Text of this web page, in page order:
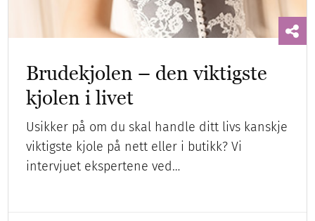
Brudekjolen – den viktigste
kjolen i livet
Usikker på om du skal handle ditt livs kanskje
viktigste kjole på nett eller i butikk? Vi
intervjuet ekspertene ved…